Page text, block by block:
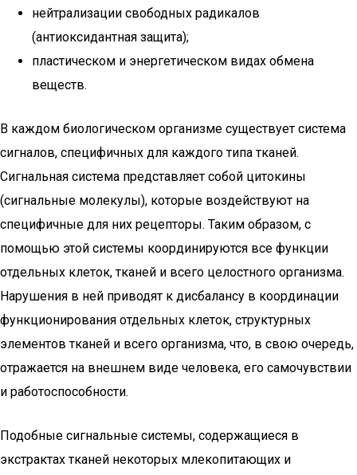
нейтрализации свободных радикалов
(антиоксидантная защита);
пластическом и энергетическом видах обмена
веществ.
В каждом биологическом организме существует система
сигналов, специфичных для каждого типа тканей.
Сигнальная система представляет собой цитокины
(сигнальные молекулы), которые воздействуют на
специфичные для них рецепторы. Таким образом, с
помощью этой системы координируются все функции
отдельных клеток, тканей и всего целостного организма.
Нарушения в ней приводят к дисбалансу в координации
функционирования отдельных клеток, структурных
элементов тканей и всего организма, что, в свою очередь,
отражается на внешнем виде человека, его самочувствии
и работоспособности.
Подобные сигнальные системы, содержащиеся в
экстрактах тканей некоторых млекопитающих и